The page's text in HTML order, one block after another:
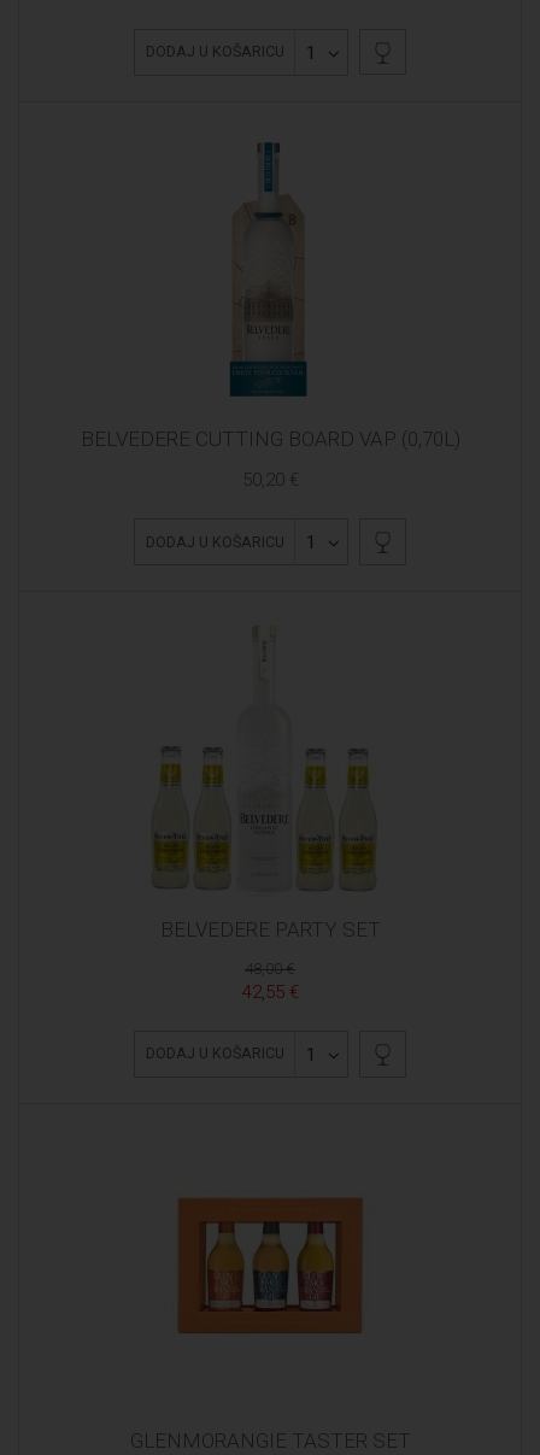
DODAJ U KOŠARICU 1
BELVEDERE CUTTING BOARD VAP (0,70L)
50,20 €
DODAJ U KOŠARICU 1
BELVEDERE PARTY SET
48,00 €
42,55 €
DODAJ U KOŠARICU 1
GLENMORANGIE TASTER SET